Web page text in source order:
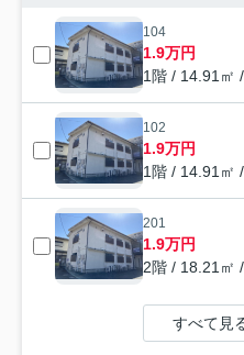
104
1.9万円
1階 / 14.91㎡
102
1.9万円
1階 / 14.91㎡
201
1.9万円
2階 / 18.21㎡
すべて見